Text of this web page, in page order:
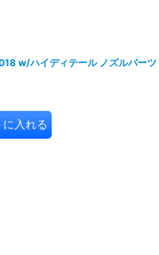
w/ハイディテール ノズルパーツ
に入れる